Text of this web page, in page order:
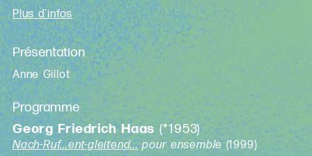
Plus d'infos
Présentation
Anne Gillot
Programme
Georg Friedrich Haas (*1953)
Nach-Ruf...ent-gleitend...pour ensemble (1999)